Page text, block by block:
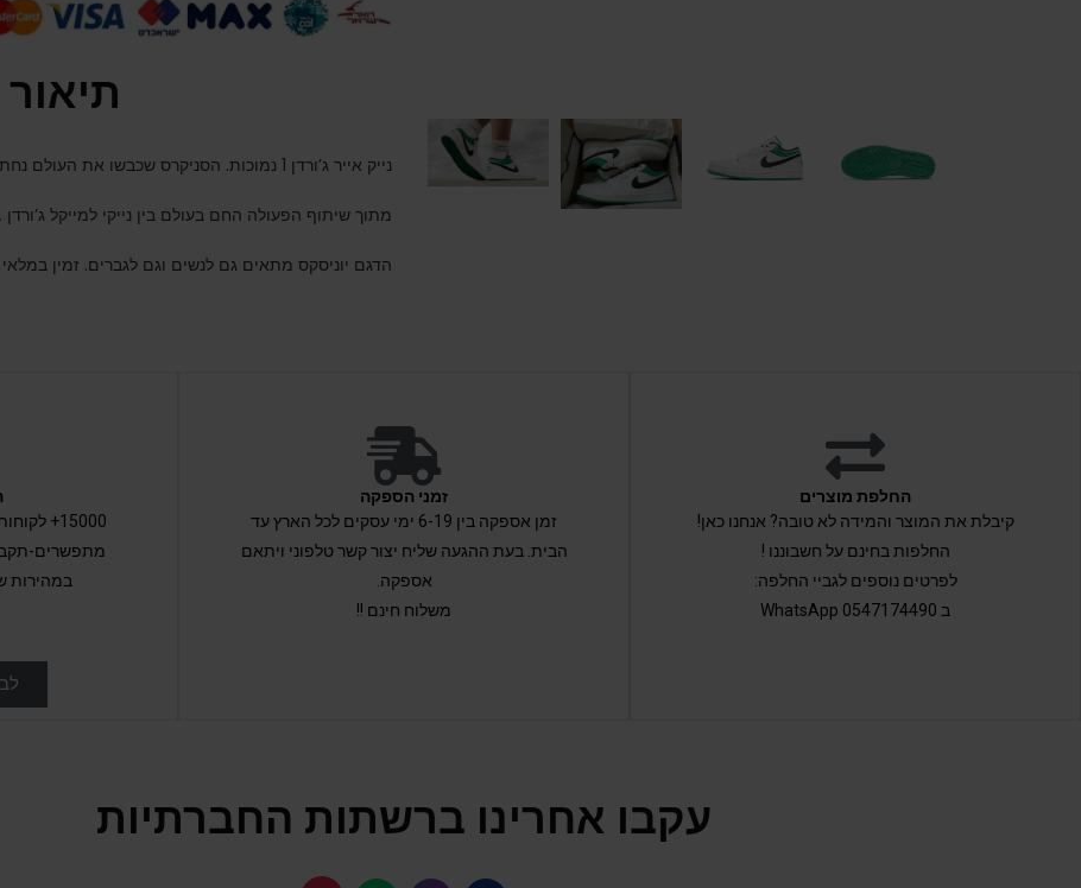
תיאור
נייק אייר ג’ורדן 1 נמוכות. הסניקרס שכבשו את העולם נחתו אצלנו.
מתוך שיתוף הפעולה החם בעולם בין נייקי למייקל ג’ורדן .
הדגם יוניסקס מתאים גם לנשים וגם לגברים. זמין במלאי
החלפת מוצרים
קיבלת את המוצר והמידה לא טובה? אנחנו כאן!
החלפות בחינם על חשבוננו !
לפרטים נוספים לגביי החלפה:
ב 0547174490 WhatsApp
זמני הספקה
זמן אספקה בין 6-19 ימי עסקים לכל הארץ עד
הבית. בעת ההגעה שליח יצור קשר טלפוני ויתאם
אספקה.
משלוח חינם !!
15000+
מתפשרים-
במהירות
עקבו אחרינו ברשתות החברתיות